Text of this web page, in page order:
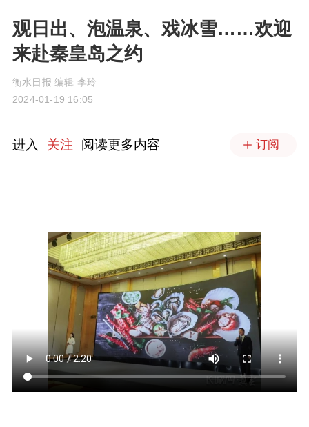
观日出、泡温泉、戏冰雪……欢迎
来赴秦皇岛之约
衡水日报 编辑 李玲
2024-01-19 16:05
进入 关注 阅读更多内容 订阅